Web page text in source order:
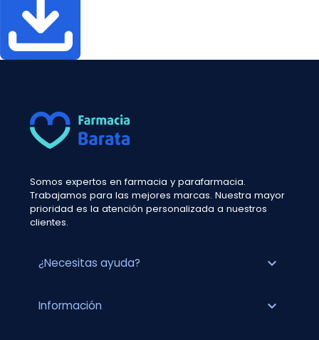
Somos expertos en farmacia y parafarmacia.
Trabajamos para las mejores marcas. Nuestra mayor
prioridad es la atención personalizada a nuestros
clientes.
¿Necesitas ayuda? expand_more
Información expand_more